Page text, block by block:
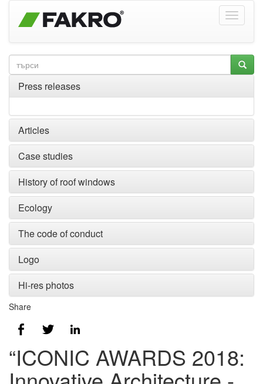
Press releases
Articles
Case studies
History of roof windows
Ecology
The code of conduct
Logo
Hi-res photos
Share
“ICONIC AWARDS 2018: